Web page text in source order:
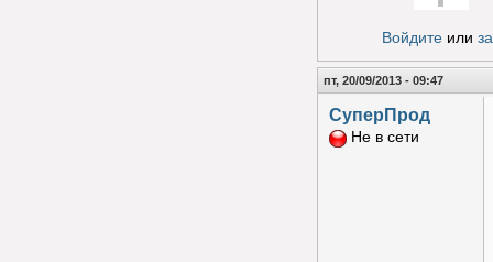
Войдитеили
пт, 20/09/2013 - 09:47
СуперПрод
Не в сети